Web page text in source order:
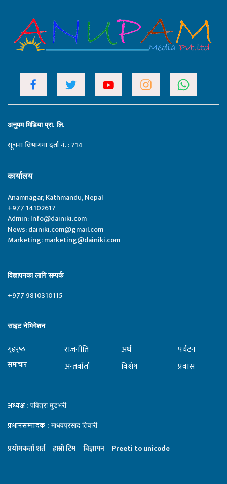
अनुपम मिडिया प्रा. लि.
सूचना विभागमा दर्ता नं. : 714
कार्यालय
Anamnagar, Kathmandu, Nepal
+977 14102617
Admin:Info@dainiki.com
News:dainiki.com@gmail.com
Marketing:marketing@dainiki.com
विज्ञापनका लागि सम्पर्क
+977 9810310115
साइट नेभिगेशन
गृहपृष्‍ठ
समाचार
राजनीति
अन्तर्वार्ता
अर्थ
विशेष
पर्यटन
प्रवास
अध्यक्ष : पवित्रा मुडभरी
प्रधानसम्पादक : माधवप्रसाद तिवारी
प्रयाेगकर्ता शर्त हाम्राे टिम विज्ञापन Preeti to unicode